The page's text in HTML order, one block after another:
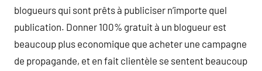
blogueurs qui sont prêts à publiciser n’importe quel
publication. Donner 100% gratuit à un blogueur est
beaucoup plus economique que acheter une campagne
de propagande, et en fait clientèle se sentent beaucoup